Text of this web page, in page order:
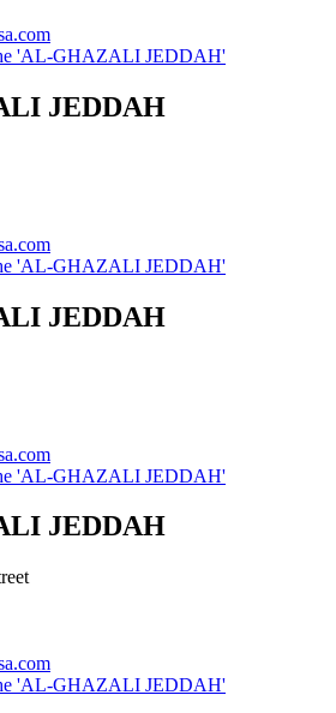
'AL-GHAZALI JEDDAH'
JEDDAH
'AL-GHAZALI JEDDAH'
JEDDAH
'AL-GHAZALI JEDDAH'
JEDDAH
'AL-GHAZALI JEDDAH'